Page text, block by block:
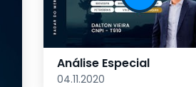
Análise Especial
04.11.2020